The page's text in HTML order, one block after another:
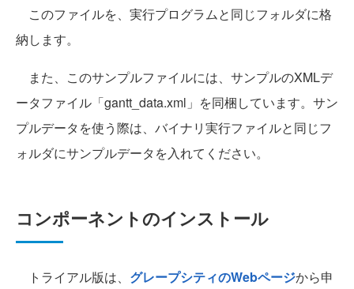
このファイルを、実行プログラムと同じフォルダに格
納します。
また、このサンプルファイルには、サンプルのXMLデ
ータファイル「gantt_data.xml」を同梱しています。サン
プルデータを使う際は、バイナリ実行ファイルと同じフ
ォルダにサンプルデータを入れてください。
コンポーネントのインストール
トライアル版は、 グレープシティのWebページから申